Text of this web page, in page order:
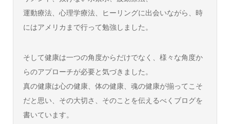
運動療法、心理学療法、ヒーリングに出会いながら、時
にはアメリカまで行って勉強しました。
そして健康は一つの角度からだけでなく、様々な角度か
らのアプローチが必要と気づきました。
真の健康は心の健康、体の健康、魂の健康が揃ってこそ
だと思い、その大切さ、そのことを伝えるべくブログを
書いています。